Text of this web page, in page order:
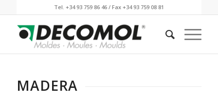
Tel. +34 93 759 86 46 / Fax +34 93 759 08 81
MADERA